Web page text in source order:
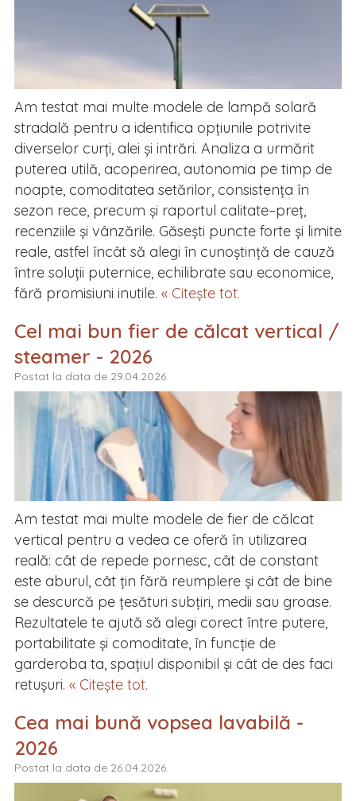
Am testat mai multe modele de lampă solară
stradală pentru a identifica opțiunile potrivite
diverselor curți, alei și intrări. Analiza a urmărit
puterea utilă, acoperirea, autonomia pe timp de
noapte, comoditatea setărilor, consistența în
sezon rece, precum și raportul calitate–preț,
recenziile și vânzările. Găsești puncte forte și limite
reale, astfel încât să alegi în cunoștință de cauză
între soluții puternice, echilibrate sau economice,
fără promisiuni inutile. « Citește tot.
Cel mai bun fier de călcat vertical /
steamer - 2026
Postat la data de 29.04.2026.
Am testat mai multe modele de fier de călcat
vertical pentru a vedea ce oferă în utilizarea
reală: cât de repede pornesc, cât de constant
este aburul, cât țin fără reumplere și cât de bine
se descurcă pe țesături subțiri, medii sau groase.
Rezultatele te ajută să alegi corect între putere,
portabilitate și comoditate, în funcție de
garderoba ta, spațiul disponibil și cât de des faci
retușuri. « Citește tot.
Cea mai bună vopsea lavabilă -
2026
Postat la data de 26.04.2026.